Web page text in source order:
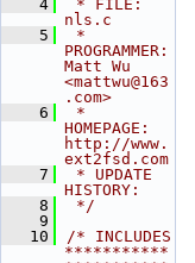
    4
* FILE:
nls.c
    5
*
PROGRAMMER:
Matt Wu
<mattwu@163
.com>
    6
*
HOMEPAGE:
http://www.
ext2fsd.com
    7
* UPDATE
HISTORY:
    8
*/
    9
   10
/* INCLUDES
***********